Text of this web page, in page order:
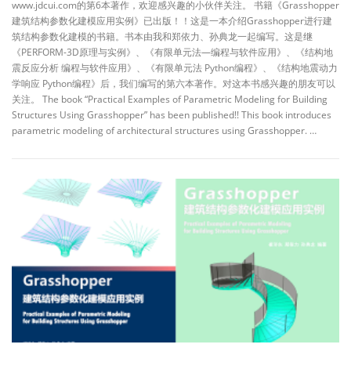
www.jdcui.com的第6本著作，欢迎感兴趣的小伙伴关注。 书籍《Grasshopper
建筑结构参数化建模应用实例》已出版！！这是一本介绍Grasshopper进行建
筑结构参数化建模的书籍。书本由我和郑依力、孙典龙一起编写。这是继
《PERFORM-3D原理与实例》、《有限单元法—编程与软件应用》、《结构地
震反应分析 编程与软件应用》、《有限单元法 Python编程》、《结构地震动力
学响应 Python编程》后，我们编写的第六本著作。对这本书感兴趣的朋友可以
关注。 The book “Practical Examples of Parametric Modeling for Building
Structures Using Grasshopper” has been published!! This book introduces
parametric modeling of architectural structures using Grasshopper. …